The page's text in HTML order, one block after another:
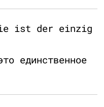
ist der einzig
единственное